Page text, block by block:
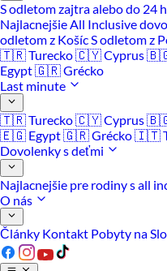
S odletom zajtra alebo do 24
Najlacnejšie All Inclusive
odletom z KošícS odletom z
🇹🇷 Turecko🇨🇾 Cyprus🇧🇬
Egypt🇬🇷 Grécko
Last minute
🇹🇷 Turecko🇨🇾 Cyprus🇧🇬
🇪🇬 Egypt🇬🇷 Grécko🇮🇹
Dovolenky s deťmi
Najlacnejšie pre rodiny s all
O nás
Články Kontakt Pobyty na